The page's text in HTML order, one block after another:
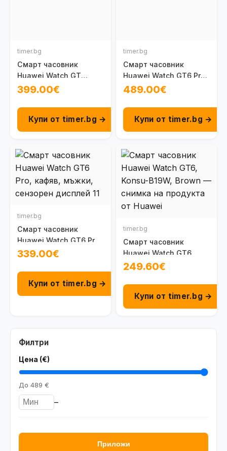
Филтри
Цена (€)
До 489 €
–
Приложи
timer.bg
Смарт часовник
Huawei Watch GT
Runner 2, Chitu-B19FB,
399.00€
Купи от timer.bg →
timer.bg
Смарт часовник
Huawei Watch GT6 Pro,
Atum-B29M, Titanium
489.00€
Купи от timer.bg →
timer.bg
Смарт часовник
Huawei Watch GT6 Pro,
Atum-B29W, Brown
339.00€
Купи от timer.bg →
timer.bg
Смарт часовник
Huawei Watch GT6,
Konsu-B19W, Brown
249.60€
Купи от timer.bg →